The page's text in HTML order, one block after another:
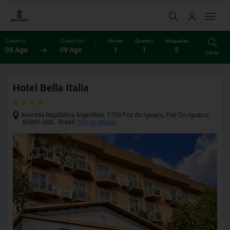
Check-In
08 Ago
Check-Out
09 Ago
Noites
1
Quartos
1
Hóspedes
2 Editar
Hotel Bella Italia
Avenida República Argentina, 1700 Foz do Iguaçu, Foz Do Iguacu,
85851-200, Brasil (Ver no Mapa)